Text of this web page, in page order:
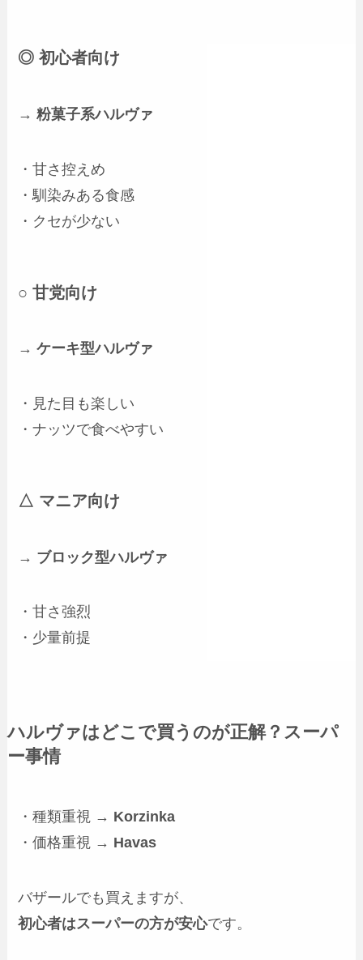
◎ 初心者向け
→粉菓子系ハルヴァ
・甘さ控えめ
・馴染みある食感
・クセが少ない
○ 甘党向け
→ケーキ型ハルヴァ
・見た目も楽しい
・ナッツで食べやすい
△ マニア向け
→ ブロック型ハルヴァ
・甘さ強烈
・少量前提
ハルヴァはどこで買うのが正解？スーパ
ー事情
・種類重視 → Korzinka
・価格重視 → Havas
バザールでも買えますが、
初心者はスーパーの方が安心です。